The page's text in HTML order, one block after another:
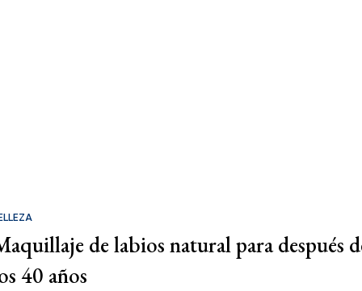
de labios natural para después
40 años